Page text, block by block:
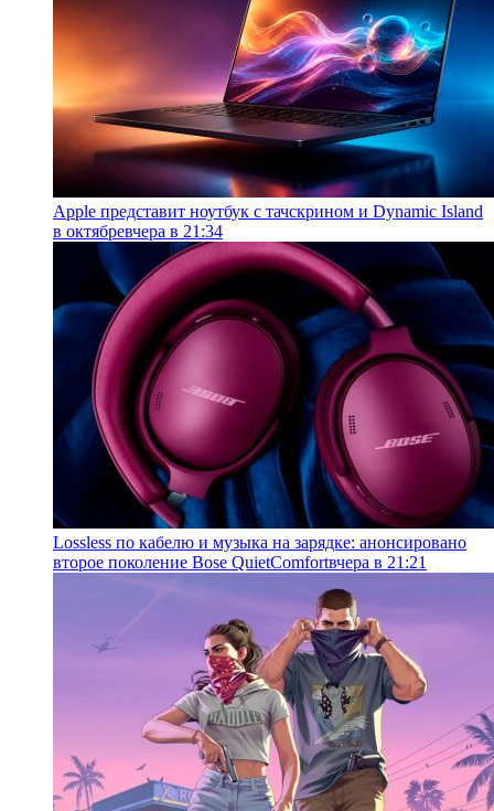
Apple представит ноутбук с тачскрином и Dynamic Island
в октябревчера в 21:34
Lossless по кабелю и музыка на зарядке: анонсировано
второе поколение Bose QuietComfortвчера в 21:21